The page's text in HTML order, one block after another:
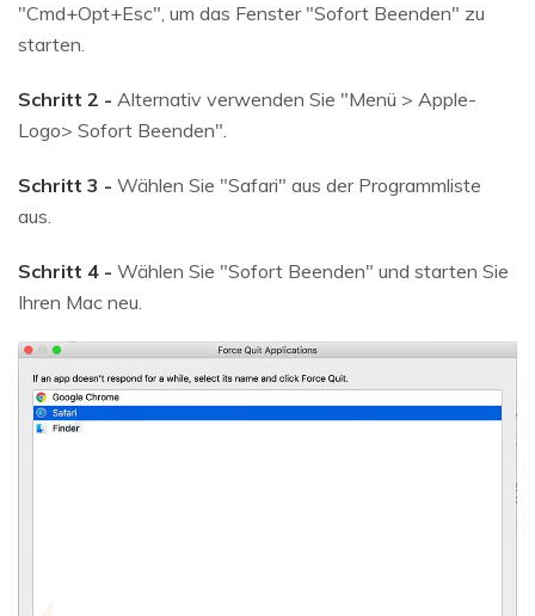
"Cmd+Opt+Esc", um das Fenster "Sofort Beenden" zu
starten.
Schritt 2 - Alternativ verwenden Sie "Menü > Apple-
Logo> Sofort Beenden".
Schritt 3 - Wählen Sie "Safari" aus der Programmliste
aus.
Schritt 4 - Wählen Sie "Sofort Beenden" und starten Sie
Ihren Mac neu.